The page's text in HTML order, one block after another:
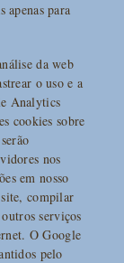
apenas para
da web
o uso e a
Analytics
cookies sobre
nos
em nosso
compilar
serviços
O Google
pelo